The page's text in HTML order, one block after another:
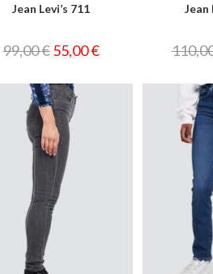
Jean Levi’s 711
99,00€55,00€
Jean